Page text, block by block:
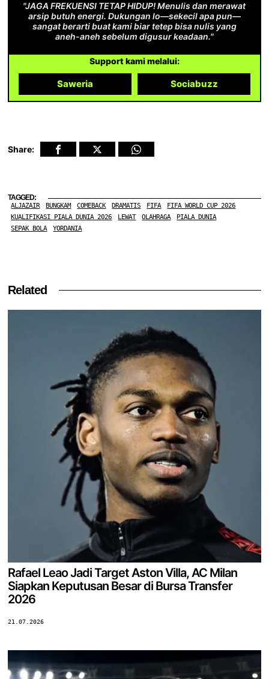
"JAGA FREKUENSI TETAP HIDUP! Menulis dan merawat
arsip butuh energi. Dukungan lo—sekecil apa pun—
sangat berarti buat kami biar tetep bisa nulis yang
aneh-aneh sebelum digusur keadaan."
Support kami melalui:
Saweria Sociabuzz
Share:
TAGGED:
ALJAZAIR BUNGKAM COMEBACK DRAMATIS FIFA
FIFA WORLD CUP 2026
KUALIFIKASI PIALA DUNIA 2026
LEWAT OLAHRAGA
PIALA DUNIA
SEPAK BOLA
YORDANIA
Related
Rafael Leao Jadi Target Aston Villa, AC Milan
Siapkan Keputusan Besar di Bursa Transfer
2026
21.07.2026